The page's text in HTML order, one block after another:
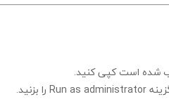
شده است کپی کنید.
Run as administrator را بزنید.